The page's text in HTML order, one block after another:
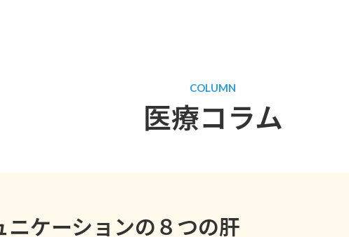
COLUMN
医療コラム
ケーションの８つの肝